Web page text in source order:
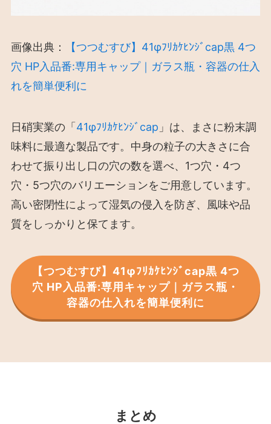
画像出典：
【つつむすび】41φﾌﾘｶｹﾋﾝｼﾞcap黒 4つ
穴 HP入品番:専用キャップ｜ガラス瓶・容器の仕入
れを簡単便利に
日硝実業の「41φﾌﾘｶｹﾋﾝｼﾞcap 」は、まさに粉末調
味料に最適な製品です。中身の粒子の大きさに合
わせて振り出し口の穴の数を選べ、1つ穴・4つ
穴・5つ穴のバリエーションをご用意しています。
高い密閉性によって湿気の侵入を防ぎ、風味や品
質をしっかりと保てます。
【つつむすび】41φﾌﾘｶｹﾋﾝｼﾞcap黒 4つ
穴 HP入品番:専用キャップ｜ガラス瓶・
容器の仕入れを簡単便利に
まとめ